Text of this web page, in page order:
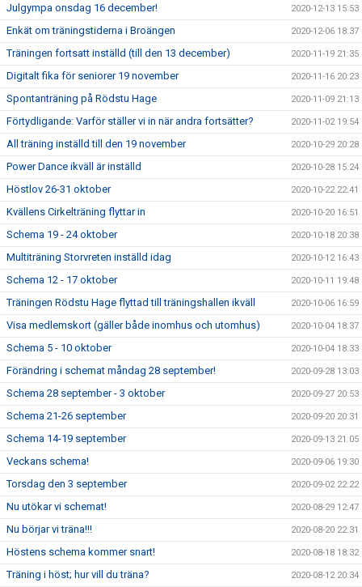
Julgympa onsdag 16 december! 2020-12-13 15:53
Enkät om träningstiderna i Broängen 2020-12-06 18:37
Träningen fortsatt inställd (till den 13 december) 2020-11-19 21:35
Digitalt fika för seniorer 19 november 2020-11-16 20:23
Spontanträning på Rödstu Hage 2020-11-09 21:13
Förtydligande: Varför ställer vi in när andra fortsätter? 2020-11-02 19:54
All träning inställd till den 19 november 2020-10-29 20:28
Power Dance ikväll är inställd 2020-10-28 15:24
Höstlov 26-31 oktober 2020-10-22 22:41
Kvällens Cirkelträning flyttar in 2020-10-20 16:51
Schema 19 - 24 oktober 2020-10-18 20:38
Multiträning Storvreten inställd idag 2020-10-12 16:43
Schema 12 - 17 oktober 2020-10-11 19:48
Träningen Rödstu Hage flyttad till träningshallen ikväll 2020-10-06 16:59
Visa medlemskort (gäller både inomhus och utomhus) 2020-10-04 18:37
Schema 5 - 10 oktober 2020-10-04 18:33
Förändring i schemat måndag 28 september! 2020-09-28 13:03
Schema 28 september - 3 oktober 2020-09-27 20:53
Schema 21-26 september 2020-09-20 20:31
Schema 14-19 september 2020-09-13 21:05
Veckans schema! 2020-09-06 19:30
Torsdag den 3 september 2020-09-02 22:22
Nu utökar vi schemat! 2020-08-29 12:47
Nu börjar vi träna!!! 2020-08-20 22:31
Höstens schema kommer snart! 2020-08-18 18:32
Träning i höst; hur vill du träna? 2020-08-12 20:34